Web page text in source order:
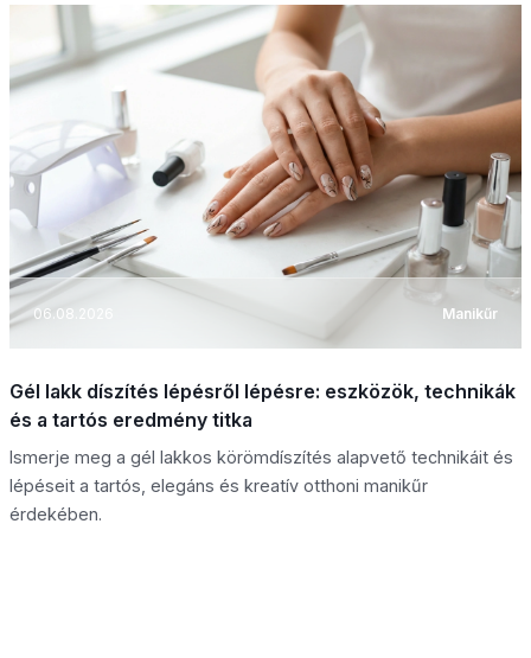
06.08.2026 Manikűr
Gél lakk díszítés lépésről lépésre: eszközök, technikák
és a tartós eredmény titka
Ismerje meg a gél lakkos körömdíszítés alapvető technikáit és
lépéseit a tartós, elegáns és kreatív otthoni manikűr
érdekében.